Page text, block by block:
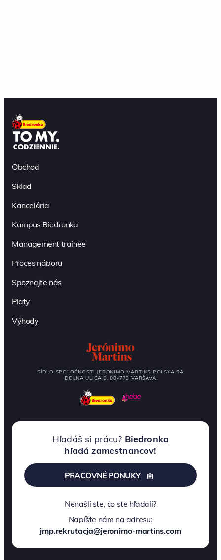
Obchod
Sklad
Kancelária
Kampus Biedronka
Management trainee
Proces náboru
Spoznajte nás
Platy
Výhody
SÍDLO SPOLOČNOSTI JERONIMO MARTINS POLSKA SA
DOLNA ULICA 3, 00-773 VARŠAVA
Hľadáš si prácu? Biedronka
hľadá zamestnancov!
PRACOVNÉ PONUKY
Nenašli ste, čo ste hľadali?
Napíšte nám na adresu:
jmp.rekrutacja@jeronimo-martins.com